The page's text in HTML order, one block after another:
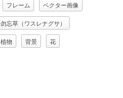
フレーム ベクター画像
勿忘草（ワスレナグサ）
植物 背景 花